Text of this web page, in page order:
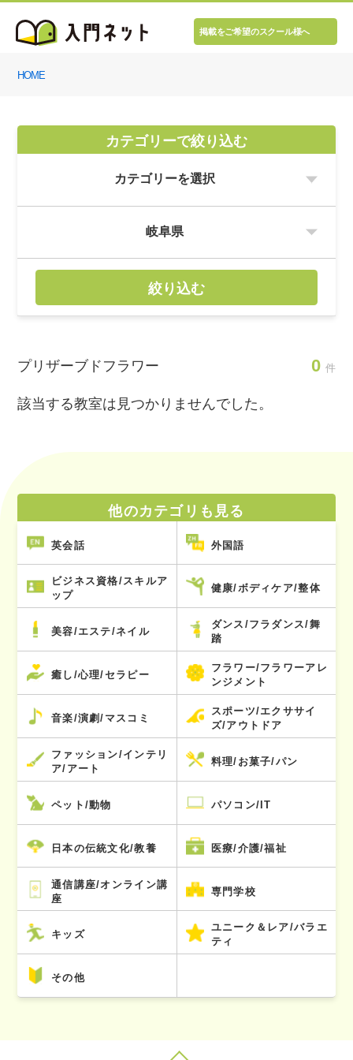
掲載をご希望のスクール様へ
HOME
カテゴリーで絞り込む
絞り込む
プリザーブドフラワー 0 件
該当する教室は見つかりませんでした。
他のカテゴリも見る
英会話 外国語
ビジネス資格/スキルア
ップ
健康/ボディケア/整体
美容/エステ/ネイル
ダンス/フラダンス/舞
踏
癒し/心理/セラピー
フラワー/フラワーアレ
ンジメント
音楽/演劇/マスコミ
スポーツ/エクササイ
ズ/アウトドア
ファッション/インテリ
ア/アート
料理/お菓子/パン
ペット/動物 パソコン/IT
日本の伝統文化/教養 医療/介護/福祉
通信講座/オンライン講
座
専門学校
キッズ
ユニーク＆レア/バラエ
ティ
その他